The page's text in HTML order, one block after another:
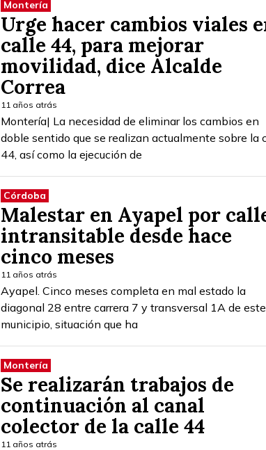
Montería
Urge hacer cambios viales
calle 44, para mejorar
movilidad, dice Alcalde
Correa
11 años atrás
Montería| La necesidad de eliminar los cambios en
doble sentido que se realizan actualmente sobre la
44, así como la ejecución de
Córdoba
Malestar en Ayapel por
intransitable desde hace
cinco meses
11 años atrás
Ayapel. Cinco meses completa en mal estado la
diagonal 28 entre carrera 7 y transversal 1A de este
municipio, situación que ha
Montería
Se realizarán trabajos de
continuación al canal
colector de la calle 44
11 años atrás